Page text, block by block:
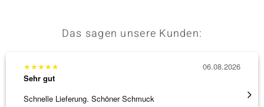
Das sagen unsere Kunden:
★★★★★
Sehr gut
Schnelle Lieferung. Schöner Schmuck
06.08.2026
Bin